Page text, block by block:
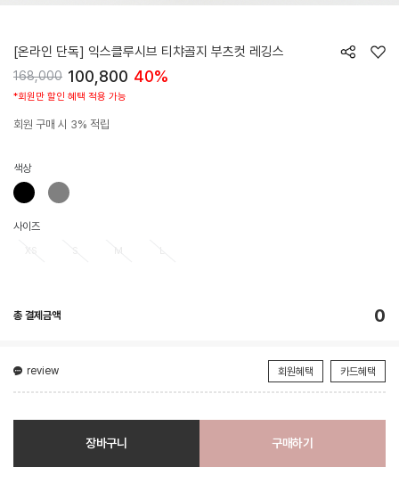
[온라인 단독] 익스클루시브 티챠골지 부츠컷 레깅스
168,000 100,800 40%
*회원만 할인 혜택 적용 가능
회원 구매 시 3% 적립
색상
사이즈
총 결제금액 0
review 회원혜택 카드혜택
장바구니 구매하기